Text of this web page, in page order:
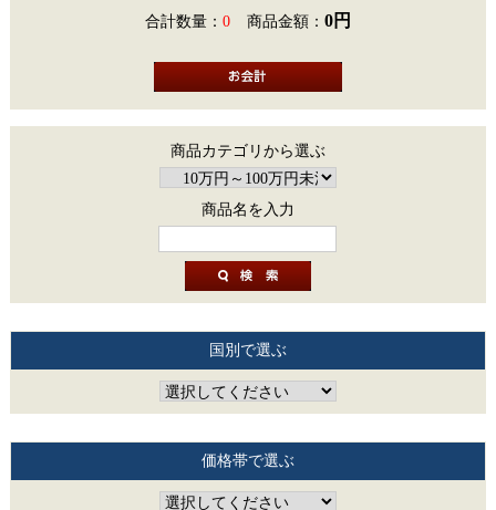
合計数量： 0 商品金額： 0円
商品カテゴリから選ぶ
商品名を入力
国別で選ぶ
価格帯で選ぶ